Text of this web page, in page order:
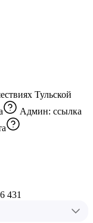
Тульской
Админ: ссылка
6 431